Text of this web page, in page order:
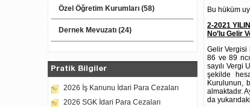
Özel Öğretim Kurumları (58)
Dernek Mevuzatı (24)
Pratik Bilgiler
2026 İş Kanunu İdari Para Cezaları
2026 SGK İdari Para Cezaları
Bu hüküm
2-2021
No’lu Gelir
Gelir Vergisi
86 ve 89
sayılı Vergi
şekilde
Kurulunun,
almaktadır.
da